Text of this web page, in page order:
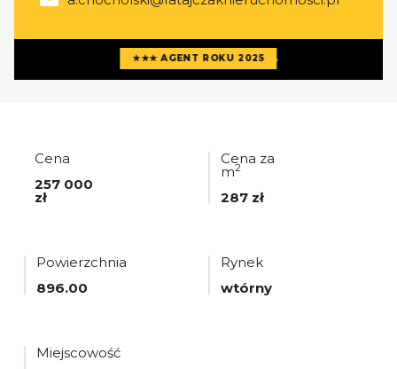
★★★ AGENT ROKU 2025
Więcej ofertagenta
Cena
257 000
zł
Cena za
m2
287 zł
Powierzchnia
896.00
Rynek
wtórny
Miejscowość